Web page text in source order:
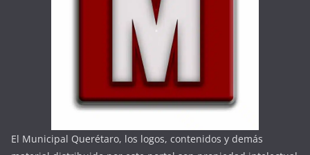
El Municipal Querétaro, los logos, contenidos y demás